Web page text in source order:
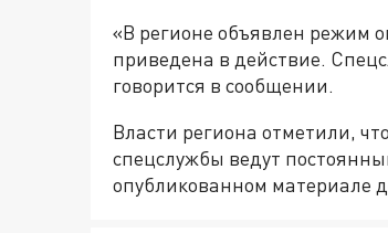
«В регионе объявлен режим
приведена в действие.
говорится в сообщении.
Власти региона отметили,
спецслужбы ведут
опубликованном материале